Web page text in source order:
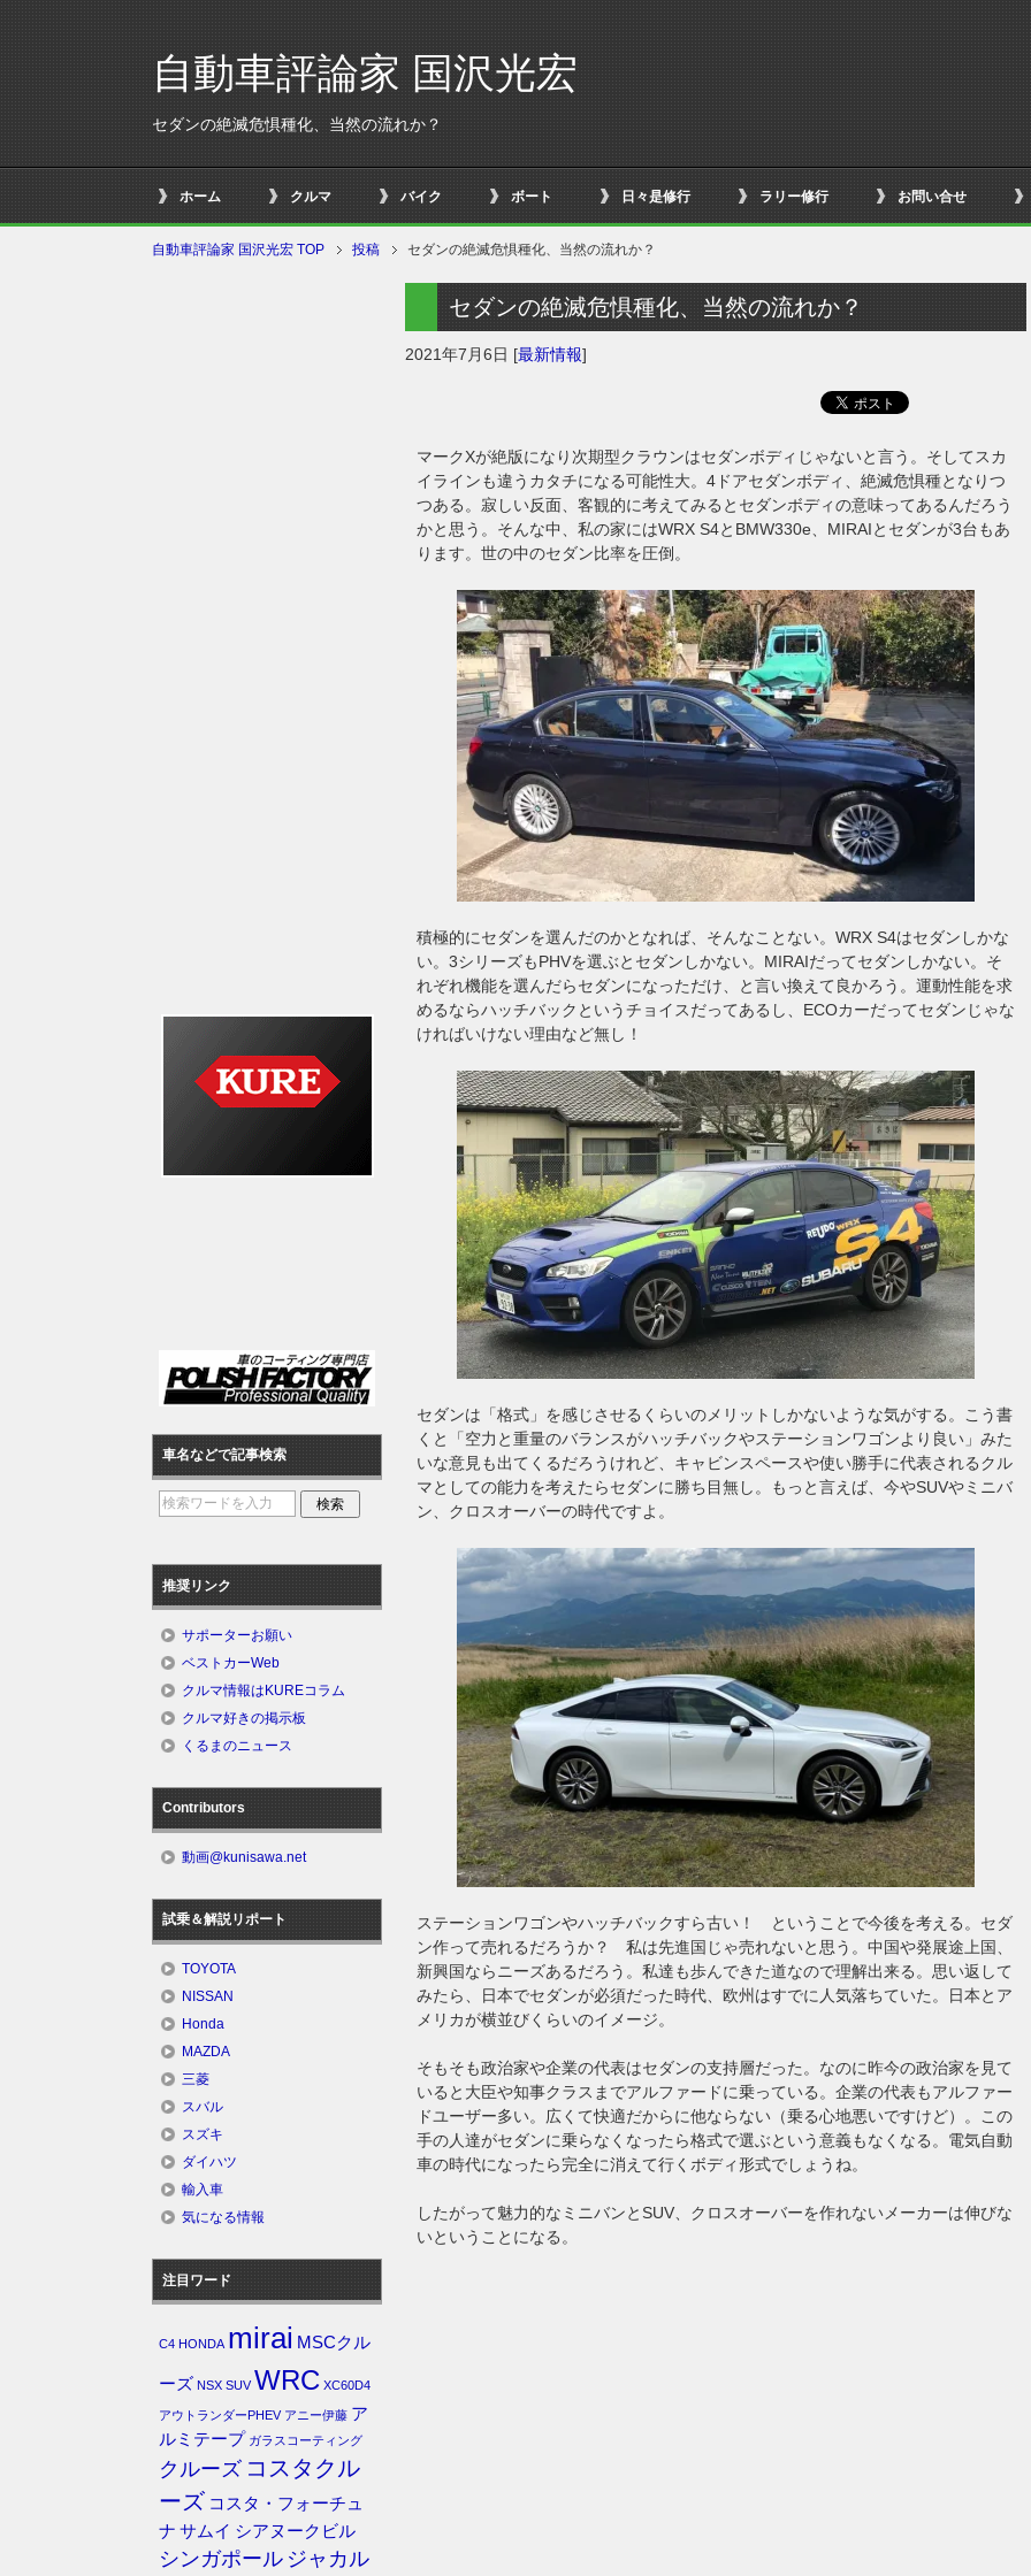
自動車評論家 国沢光宏
セダンの絶滅危惧種化、当然の流れか？
ホーム クルマ バイク ボート 日々是修行 ラリー修行 お問い合せ
自動車評論家 国沢光宏 TOP 投稿 セダンの絶滅危惧種化、当然の流れか？
セダンの絶滅危惧種化、当然の流れか？
2021年7月6日 [最新情報]
マークXが絶版になり次期型クラウンはセダンボディじゃないと言う。そしてスカ
イラインも違うカタチになる可能性大。4ドアセダンボディ、絶滅危惧種となりつ
つある。寂しい反面、客観的に考えてみるとセダンボディの意味ってあるんだろう
かと思う。そんな中、私の家にはWRX S4とBMW330e、MIRAIとセダンが3台もあ
ります。世の中のセダン比率を圧倒。
積極的にセダンを選んだのかとなれば、そんなことない。WRX S4はセダンしかな
い。3シリーズもPHVを選ぶとセダンしかない。MIRAIだってセダンしかない。そ
れぞれ機能を選んだらセダンになっただけ、と言い換えて良かろう。運動性能を求
めるならハッチバックというチョイスだってあるし、ECOカーだってセダンじゃな
ければいけない理由など無し！
セダンは「格式」を感じさせるくらいのメリットしかないような気がする。こう書
くと「空力と重量のバランスがハッチバックやステーションワゴンより良い」みた
いな意見も出てくるだろうけれど、キャビンスペースや使い勝手に代表されるクル
マとしての能力を考えたらセダンに勝ち目無し。もっと言えば、今やSUVやミニバ
ン、クロスオーバーの時代ですよ。
ステーションワゴンやハッチバックすら古い！ ということで今後を考える。セダ
ン作って売れるだろうか？ 私は先進国じゃ売れないと思う。中国や発展途上国、
新興国ならニーズあるだろう。私達も歩んできた道なので理解出来る。思い返して
みたら、日本でセダンが必須だった時代、欧州はすでに人気落ちていた。日本とア
メリカが横並びくらいのイメージ。
そもそも政治家や企業の代表はセダンの支持層だった。なのに昨今の政治家を見て
いると大臣や知事クラスまでアルファードに乗っている。企業の代表もアルファー
ドユーザー多い。広くて快適だからに他ならない（乗る心地悪いですけど）。この
手の人達がセダンに乗らなくなったら格式で選ぶという意義もなくなる。電気自動
車の時代になったら完全に消えて行くボディ形式でしょうね。
したがって魅力的なミニバンとSUV、クロスオーバーを作れないメーカーは伸びな
いということになる。
車名などで記事検索
推奨リンク
サポーターお願い
ベストカーWeb
クルマ情報はKUREコラム
クルマ好きの掲示板
くるまのニュース
Contributors
動画@kunisawa.net
試乗＆解説リポート
TOYOTA
NISSAN
Honda
MAZDA
三菱
スバル
スズキ
ダイハツ
輸入車
気になる情報
注目ワード
C4 HONDA mirai MSCクル
ーズ NSX SUV WRC XC60D4
アウトランダーPHEV アニー伊藤 ア
ルミテープ ガラスコーティング
クルーズ コスタクル
ーズ コスタ・フォーチュ
ナ サムイ シアヌークビル
シンガポール ジャカル